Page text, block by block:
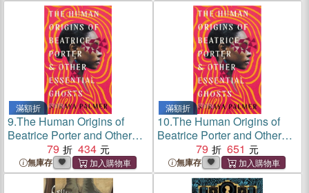
滿額折
9.The Human Origins of
Beatrice Porter and Other
Essential Ghosts
79 434
無庫存
滿額折
10.The Human Origins of
Beatrice Porter and Other
Essential Ghosts
79 651
無庫存